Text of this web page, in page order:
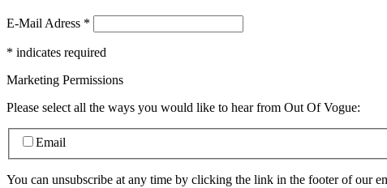
E-Mail Adress *
* indicates required
Marketing Permissions
Please select all the ways you would like to hear from Out Of Vogue:
Email
You can unsubscribe at any time by clicking the link in the footer of our